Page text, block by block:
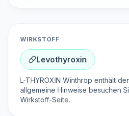
WIRKSTOFF
Levothyroxin
L-THYROXIN Winthrop enthält
allgemeine Hinweise besuchen
Wirkstoff-Seite.